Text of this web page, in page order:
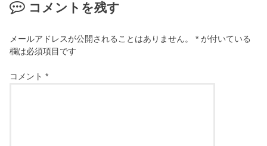
コメントを残す
メールアドレスが公開されることはありません。 * が付いている
欄は必須項目です
コメント*